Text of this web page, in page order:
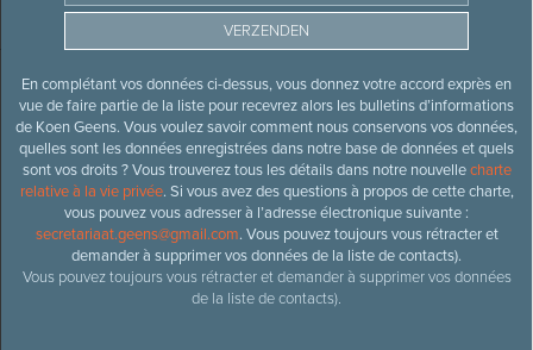
En complétant vos données ci-dessus, vous donnez votre accord exprès en
vue de faire partie de la liste pour recevrez alors les bulletins d’informations
de Koen Geens. Vous voulez savoir comment nous conservons vos données,
quelles sont les données enregistrées dans notre base de données et quels
sont vos droits ? Vous trouverez tous les détails dans notre nouvellecharte
relative à la vie privée. Si vous avez des questions à propos de cette charte,
vous pouvez vous adresser à l’adresse électronique suivante :
secretariaat.geens@gmail.com. Vous pouvez toujours vous rétracter et
demander à supprimer vos données de la liste de contacts).
Vous pouvez toujours vous rétracter et demander à supprimer vos données
de la liste de contacts).